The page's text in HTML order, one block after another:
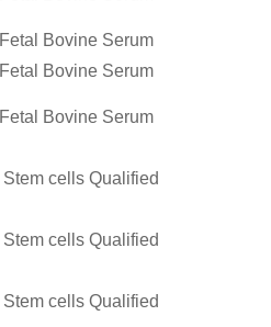
Fetal Bovine Serum
Fetal Bovine Serum
Fetal Bovine Serum
Stem cells Qualified
Stem cells Qualified
Stem cells Qualified